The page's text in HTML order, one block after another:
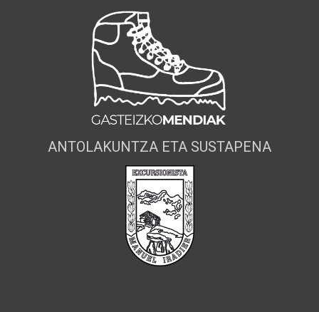
ANTOLAKUNTZA ETA SUSTAPENA